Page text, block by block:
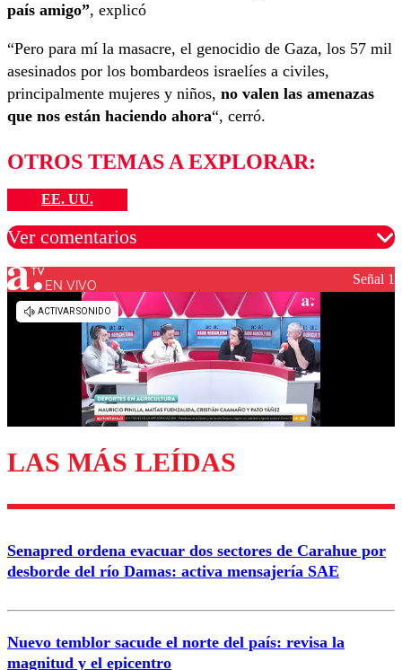
país amigo”, explicó
“Pero para mí la masacre, el genocidio de Gaza, los 57 mil
asesinados por los bombardeos israelíes a civiles,
principalmente mujeres y niños, no valen las amenazas
que nos están haciendo ahora“, cerró.
OTROS TEMAS A EXPLORAR:
EE. UU.
Ver comentarios
Los comentarios son moderados para garantizar un
diálogo respetuoso.
Enviar comentario
EN VIVO Señal 1
LAS MÁS LEÍDAS
Senapred ordena evacuar dos sectores de Carahue por
desborde del río Damas: activa mensajería SAE
Nuevo temblor sacude el norte del país: revisa la
magnitud y el epicentro